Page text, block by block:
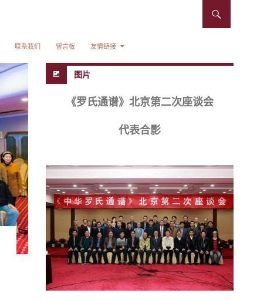
联系我们 留言板 友情链接
图片
《罗氏通谱》北京第二次座谈会
代表合影